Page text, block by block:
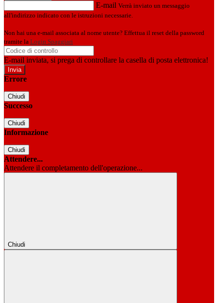
E-mail Verrà inviato un messaggio
all'indirizzo indicato con le istruzioni necessarie.
Non hai una e-mail associata al nome utente? Effettua il reset della password
tramite la Login Spaggiari
E-mail inviata, si prega di controllare la casella di posta elettronica!
Errore
Chiudi
Successo
Chiudi
Informazione
Chiudi
Attendere...
Attendere il completamento dell'operazione...
Chiudi